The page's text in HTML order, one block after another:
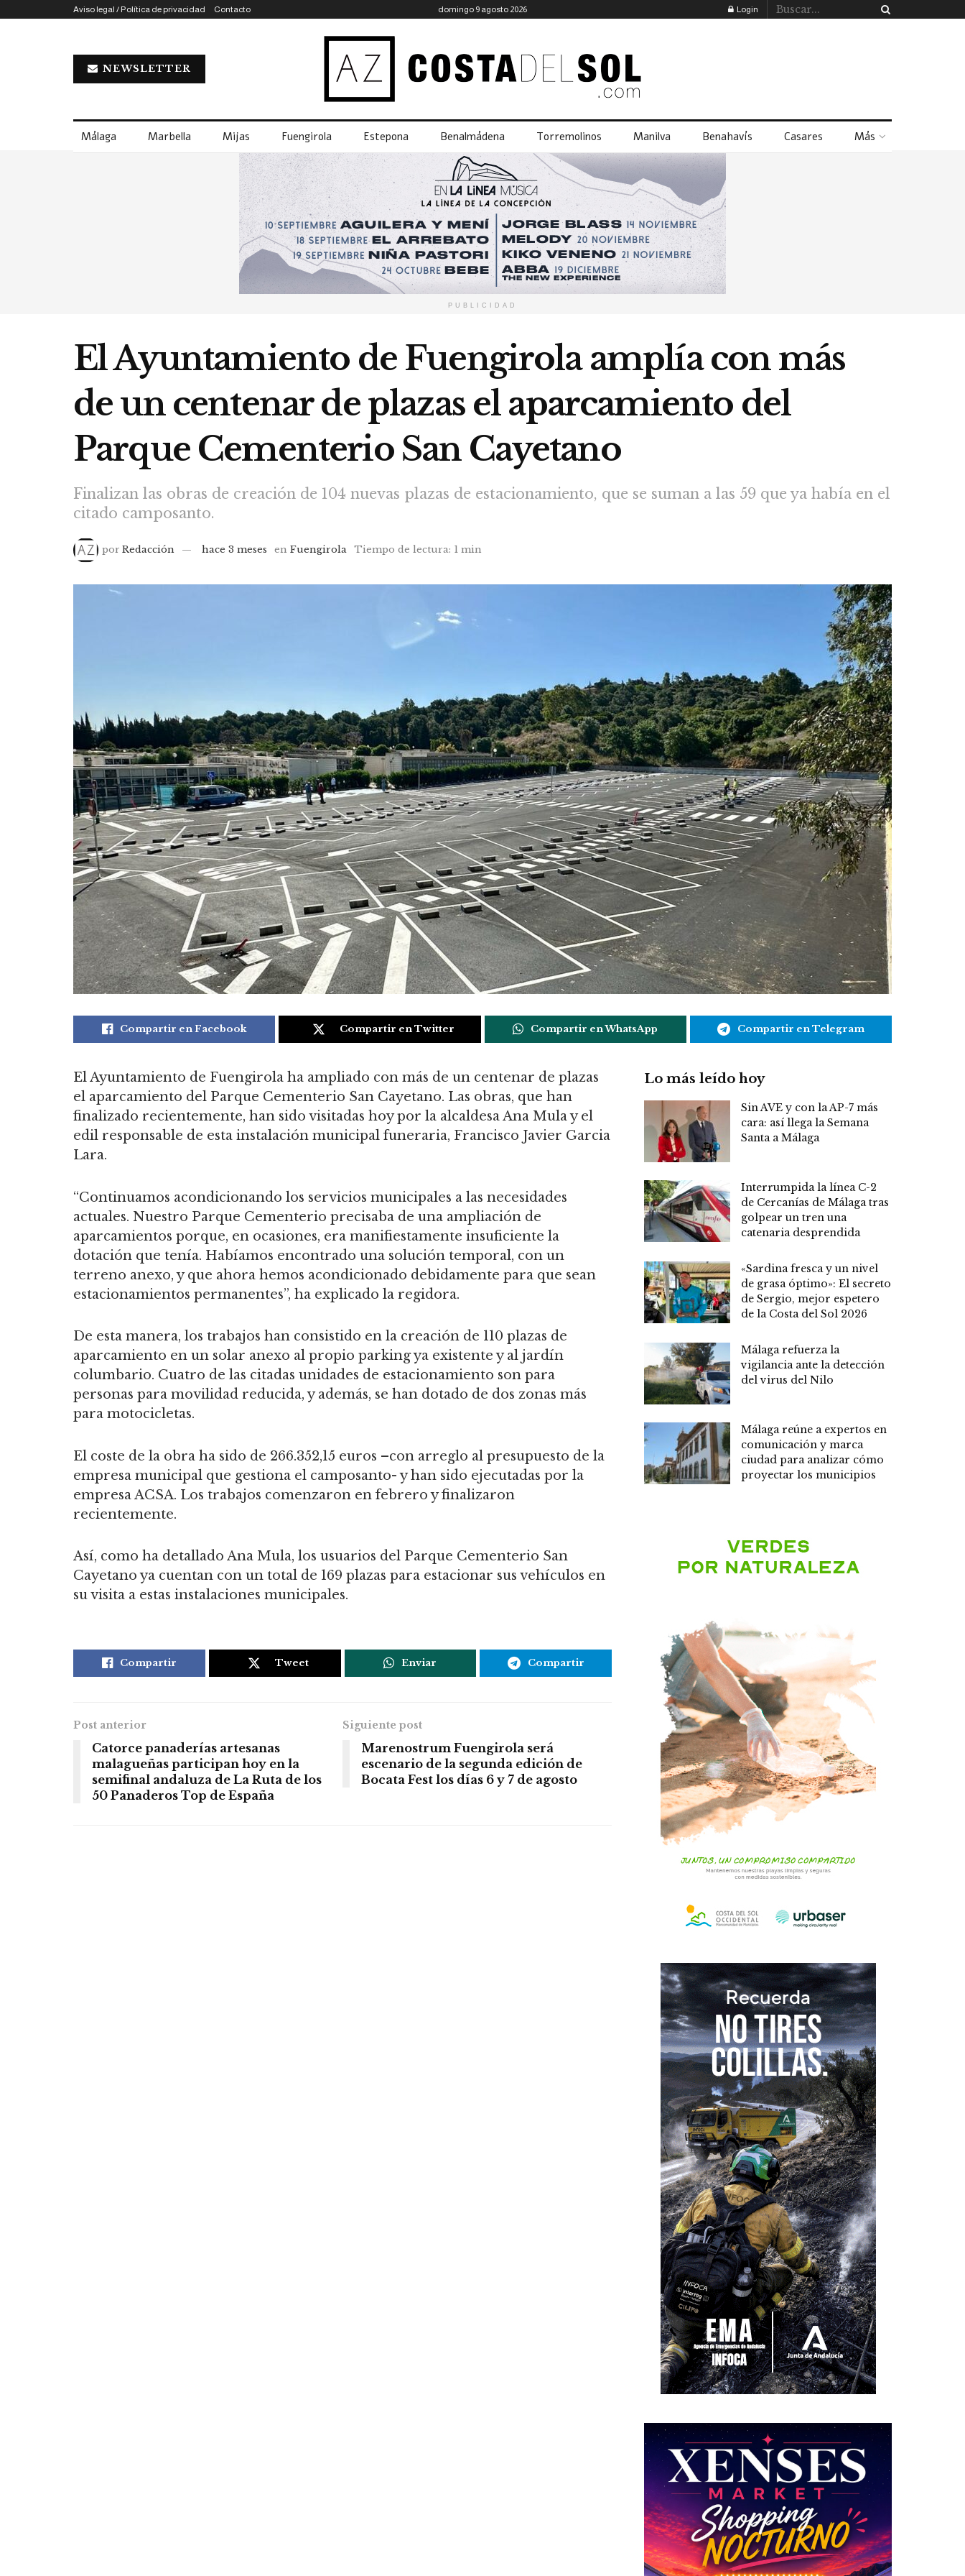
Aviso legal / Política de privacidad Contacto domingo 9 agosto 2026 Login
NEWSLETTER
Málaga Marbella Mijas Fuengirola Estepona Benalmádena Torremolinos Manilva Benahavís Casares Más
PUBLICIDAD
El Ayuntamiento de Fuengirola amplía con más
de un centenar de plazas el aparcamiento del
Parque Cementerio San Cayetano
Finalizan las obras de creación de 104 nuevas plazas de estacionamiento, que se suman a las 59 que ya había en el
citado camposanto.
por Redacción hace 3 meses en Fuengirola Tiempo de lectura: 1 min
Compartir en Facebook Compartir en Twitter Compartir en WhatsApp Compartir en Telegram
El Ayuntamiento de Fuengirola ha ampliado con más de un centenar de plazas
el aparcamiento del Parque Cementerio San Cayetano. Las obras, que han
finalizado recientemente, han sido visitadas hoy por la alcaldesa Ana Mula y el
edil responsable de esta instalación municipal funeraria, Francisco Javier Garcia
Lara.
“Continuamos acondicionando los servicios municipales a las necesidades
actuales. Nuestro Parque Cementerio precisaba de una ampliación de
aparcamientos porque, en ocasiones, era manifiestamente insuficiente la
dotación que tenía. Habíamos encontrado una solución temporal, con un
terreno anexo, y que ahora hemos acondicionado debidamente para que sean
estacionamientos permanentes”, ha explicado la regidora.
De esta manera, los trabajos han consistido en la creación de 110 plazas de
aparcamiento en un solar anexo al propio parking ya existente y al jardín
columbario. Cuatro de las citadas unidades de estacionamiento son para
personas para movilidad reducida, y además, se han dotado de dos zonas más
para motocicletas.
El coste de la obra ha sido de 266.352,15 euros –con arreglo al presupuesto de la
empresa municipal que gestiona el camposanto- y han sido ejecutadas por la
empresa ACSA. Los trabajos comenzaron en febrero y finalizaron
recientemente.
Así, como ha detallado Ana Mula, los usuarios del Parque Cementerio San
Cayetano ya cuentan con un total de 169 plazas para estacionar sus vehículos en
su visita a estas instalaciones municipales.
Compartir Tweet Enviar Compartir
Post anterior
Catorce panaderías artesanas
malagueñas participan hoy en la
semifinal andaluza de La Ruta de los
50 Panaderos Top de España
Siguiente post
Marenostrum Fuengirola será
escenario de la segunda edición de
Bocata Fest los días 6 y 7 de agosto
Lo más leído hoy
Sin AVE y con la AP-7 más
cara: así llega la Semana
Santa a Málaga
Interrumpida la línea C-2
de Cercanías de Málaga tras
golpear un tren una
catenaria desprendida
«Sardina fresca y un nivel
de grasa óptimo»: El secreto
de Sergio, mejor espetero
de la Costa del Sol 2026
Málaga refuerza la
vigilancia ante la detección
del virus del Nilo
Málaga reúne a expertos en
comunicación y marca
ciudad para analizar cómo
proyectar los municipios